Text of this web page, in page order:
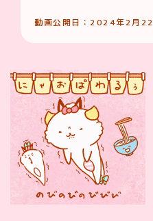
動画公開日：2024年2月